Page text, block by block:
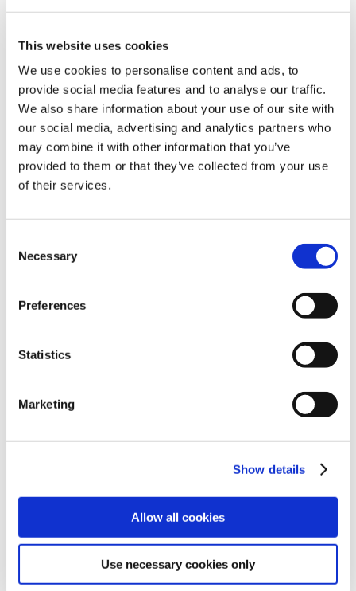
This website uses cookies
We use cookies to personalise content and ads, to
provide social media features and to analyse our traffic.
We also share information about your use of our site with
our social media, advertising and analytics partners who
may combine it with other information that you’ve
provided to them or that they’ve collected from your use
of their services.
Selection
Necessary
Preferences
Statistics
Marketing
Show details
Allow all cookies
Use necessary cookies only
お届け開始日：
レザー調ファイル モンスターハンター
在庫：× |82ポイント
「CAPCOM VS. 手塚治虫CHARACTERS」アクリルスタ
ンド T-02 リオレウス
1,650円